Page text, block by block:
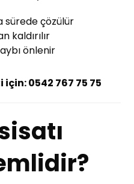
sürede çözülür
kaldırılır
önlenir
0542 767 75 75